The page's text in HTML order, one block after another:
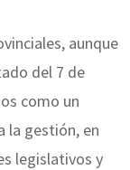
aunque
del 7 de
como un
la gestión, en
legislativos y